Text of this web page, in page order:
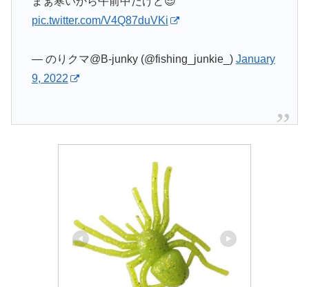
pic.twitter.com/V4Q87duVKi
— のりクマ@B-junky (@fishing_junkie_) January
9, 2022